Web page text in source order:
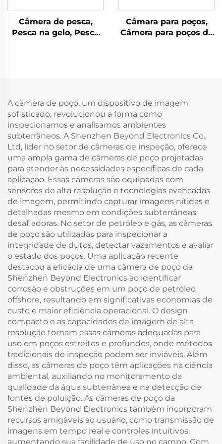
Câmera de pesca,
Pesca na gelo, Pesca
Câmara para poços,
Câmera para poços de
A câmera de poço, um dispositivo de imagem
sofisticado, revolucionou a forma como
inspecionamos e analisamos ambientes
subterrâneos. A Shenzhen Beyond Electronics Co.,
Ltd, líder no setor de câmeras de inspeção, oferece
uma ampla gama de câmeras de poço projetadas
para atender às necessidades específicas de cada
aplicação. Essas câmeras são equipadas com
sensores de alta resolução e tecnologias avançadas
de imagem, permitindo capturar imagens nítidas e
detalhadas mesmo em condições subterrâneas
desafiadoras. No setor de petróleo e gás, as câmeras
de poço são utilizadas para inspecionar a
integridade de dutos, detectar vazamentos e avaliar
o estado dos poços. Uma aplicação recente
destacou a eficácia de uma câmera de poço da
Shenzhen Beyond Electronics ao identificar
corrosão e obstruções em um poço de petróleo
offshore, resultando em significativas economias de
custo e maior eficiência operacional. O design
compacto e as capacidades de imagem de alta
resolução tornam essas câmeras adequadas para
uso em poços estreitos e profundos, onde métodos
tradicionais de inspeção podem ser inviáveis. Além
disso, as câmeras de poço têm aplicações na ciência
ambiental, auxiliando no monitoramento da
qualidade da água subterrânea e na detecção de
fontes de poluição. As câmeras de poço da
Shenzhen Beyond Electronics também incorporam
recursos amigáveis ao usuário, como transmissão de
imagens em tempo real e controles intuitivos,
aumentando sua facilidade de uso no campo. Com